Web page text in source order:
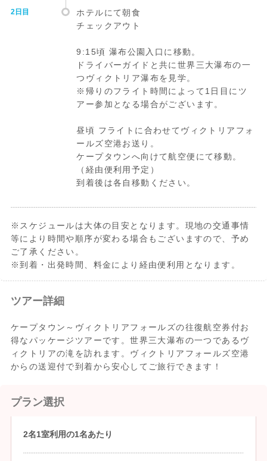
2日目
ホテルにて朝食
チェックアウト
9:15頃 瀑布公園入口に移動。
ドライバーガイドと共に世界三大瀑布の一
つヴィクトリア瀑布を見学。
※帰りのフライト時間によって1日目にツ
アー参加となる場合がございます。
昼頃 フライトに合わせてヴィクトリアフォ
ールズ空港お送り。
ケープタウンへ向けて航空便にて移動。
（経由便利用予定）
到着後は各自移動ください。
※スケジュールは大体の目安となります。現地の交通事情
等により時間や順序が変わる場合もございますので、予め
ご了承ください。
※到着・出発時間、料金により経由便利用となります。
ツアー詳細
ケープタウン～ヴィクトリアフォールズの往復航空券付お
得なパッケージツアーです。世界三大瀑布の一つであるヴ
ィクトリアの滝を訪れます。ヴィクトリアフォールズ空港
からの送迎付で到着から安心してご旅行できます！
プラン選択
2名1室利用の1名あたり